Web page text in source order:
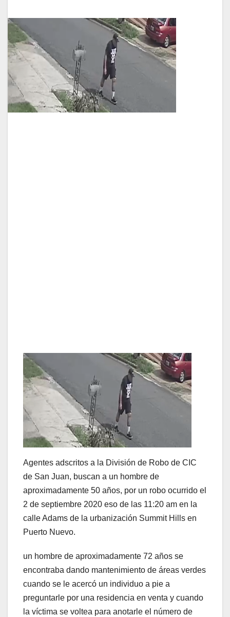
Agentes adscritos a la División de Robo de CIC
de San Juan, buscan a un hombre de
aproximadamente 50 años, por un robo ocurrido el
2 de septiembre 2020 eso de las 11:20 am en la
calle Adams de la urbanización Summit Hills en
Puerto Nuevo.
un hombre de aproximadamente 72 años se
encontraba dando mantenimiento de áreas verdes
cuando se le acercó un individuo a pie a
preguntarle por una residencia en venta y cuando
la víctima se voltea para anotarle el número de